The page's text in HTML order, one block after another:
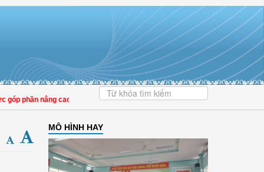
phần nâng cao tỷ lệ người dân tham gia bảo hiểm y tế
MÔ HÌNH HAY